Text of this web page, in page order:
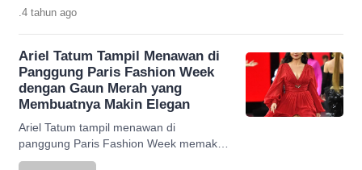
4 tahun ago
Ariel Tatum Tampil Menawan di
Panggung Paris Fashion Week
dengan Gaun Merah yang
Membuatnya Makin Elegan
Ariel Tatum tampil menawan di
panggung Paris Fashion Week memakai
gaun merah yang membuatnya tampak